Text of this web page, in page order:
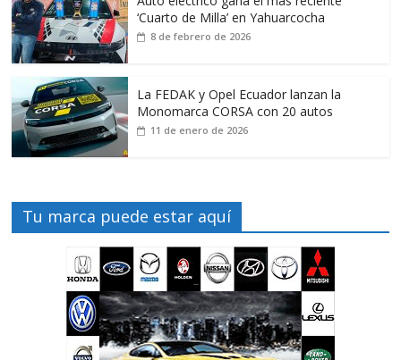
‘Cuarto de Milla’ en Yahuarcocha
8 de febrero de 2026
La FEDAK y Opel Ecuador lanzan la
Monomarca CORSA con 20 autos
11 de enero de 2026
Tu marca puede estar aquí